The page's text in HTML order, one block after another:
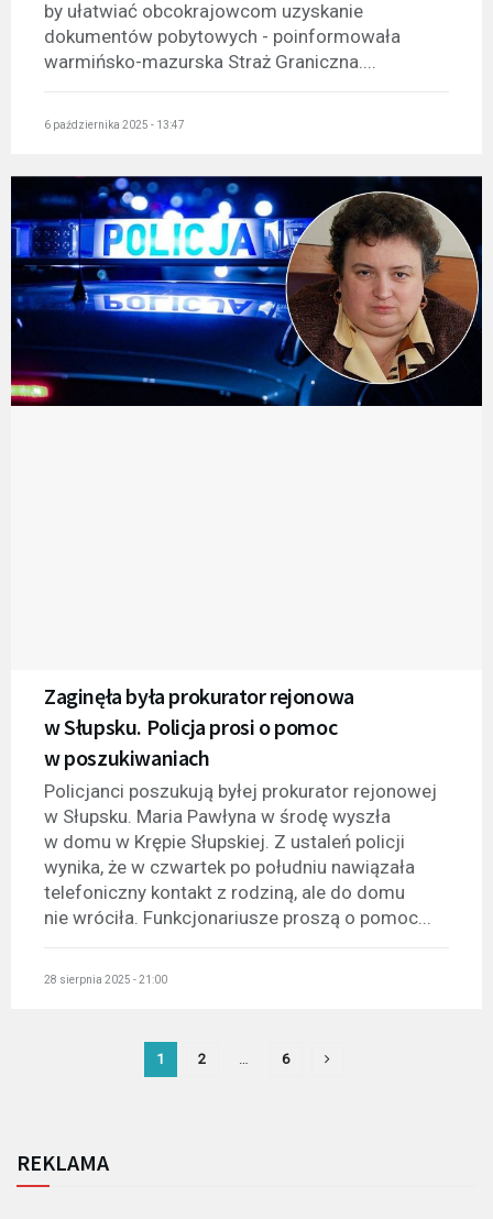
by ułatwiać obcokrajowcom uzyskanie
dokumentów pobytowych - poinformowała
warmińsko-mazurska Straż Graniczna....
6 października 2025 - 13:47
Zaginęła była prokurator rejonowa
w Słupsku. Policja prosi o pomoc
w poszukiwaniach
Policjanci poszukują byłej prokurator rejonowej
w Słupsku. Maria Pawłyna w środę wyszła
w domu w Krępie Słupskiej. Z ustaleń policji
wynika, że w czwartek po południu nawiązała
telefoniczny kontakt z rodziną, ale do domu
nie wróciła. Funkcjonariusze proszą o pomoc...
28 sierpnia 2025 - 21:00
1 2 … 6
REKLAMA